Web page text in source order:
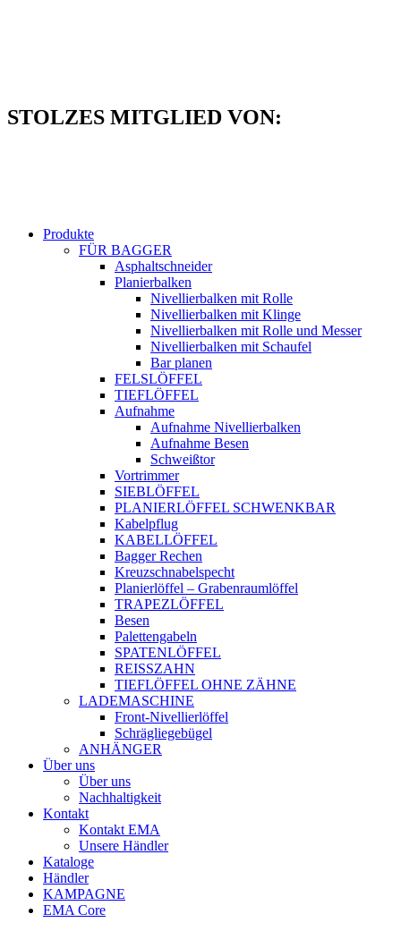
STOLZES MITGLIED VON:
Produkte
FÜR BAGGER
Asphaltschneider
Planierbalken
Nivellierbalken mit Rolle
Nivellierbalken mit Klinge
Nivellierbalken mit Rolle und Messer
Nivellierbalken mit Schaufel
Bar planen
FELSLÖFFEL
TIEFLÖFFEL
Aufnahme
Aufnahme Nivellierbalken
Aufnahme Besen
Schweißtor
Vortrimmer
SIEBLÖFFEL
PLANIERLÖFFEL SCHWENKBAR
Kabelpflug
KABELLÖFFEL
Bagger Rechen
Kreuzschnabelspecht
Planierlöffel – Grabenraumlöffel
TRAPEZLÖFFEL
Besen
Palettengabeln
SPATENLÖFFEL
REISSZAHN
TIEFLÖFFEL OHNE ZÄHNE
LADEMASCHINE
Front-Nivellierlöffel
Schrägliegebügel
ANHÄNGER
Über uns
Über uns
Nachhaltigkeit
Kontakt
Kontakt EMA
Unsere Händler
Kataloge
Händler
KAMPAGNE
EMA Core